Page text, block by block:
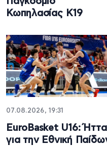
Κωπηλασίας Κ19
07.08.2026, 19:31
EuroBasket U16: Ήττα
για την Εθνική